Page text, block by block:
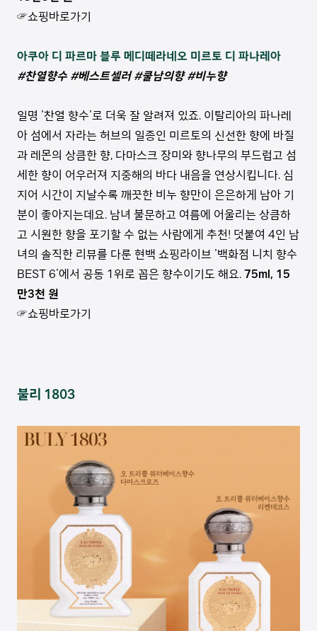
☞쇼핑바로가기
아쿠아 디 파르마 블루 메디떼라네오 미르토 디 파나레아
#찬열향수 #베스트셀러 #쿨남의향 #비누향
일명 '찬열 향수'로 더욱 잘 알려져 있죠. 이탈리아의 파나레
아 섬에서 자라는 허브의 일종인 미르토의 신선한 향에 바질
과 레몬의 상큼한 향, 다마스크 장미와 향나무의 부드럽고 섬
세한 향이 어우러져 지중해의 바다 내음을 연상시킵니다. 심
지어 시간이 지날수록 깨끗한 비누 향만이 은은하게 남아 기
분이 좋아지는데요. 남녀 불문하고 여름에 어울리는 상큼하
고 시원한 향을 포기할 수 없는 사람에게 추천! 덧붙여 4인 남
녀의 솔직한 리뷰를 다룬 현백 쇼핑라이브 '백화점 니치 향수
BEST 6'에서 공동 1위로 꼽은 향수이기도 해요. 75ml, 15
만3천 원
☞쇼핑바로가기
불리 1803